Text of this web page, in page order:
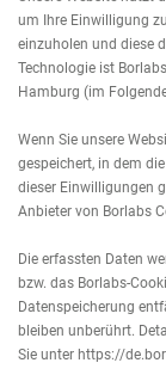
um Ihre Einwilligung
einzuholen und diese
Technologie ist
Hamburg (im
Wenn Sie unsere
gespeichert, in dem
dieser Einwilligungen
Anbieter von Borlabs
Die erfassten Daten
bzw. das Borlabs-
Datenspeicherung
bleiben unberührt.
Sie unter https://